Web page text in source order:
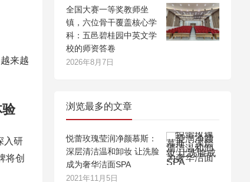
来越
入研
将创
全国大赛一等奖教师坐
镇，六位骨干覆盖核心学
科：五邑碧桂园中英文学
校的师资答卷
2026年8月7日
浏览最多的文章
悦蕾玫瑰莹润净颜慕斯：
深层清洁温和卸妆 让洗脸
成为奢华洁面SPA
2021年11月5日